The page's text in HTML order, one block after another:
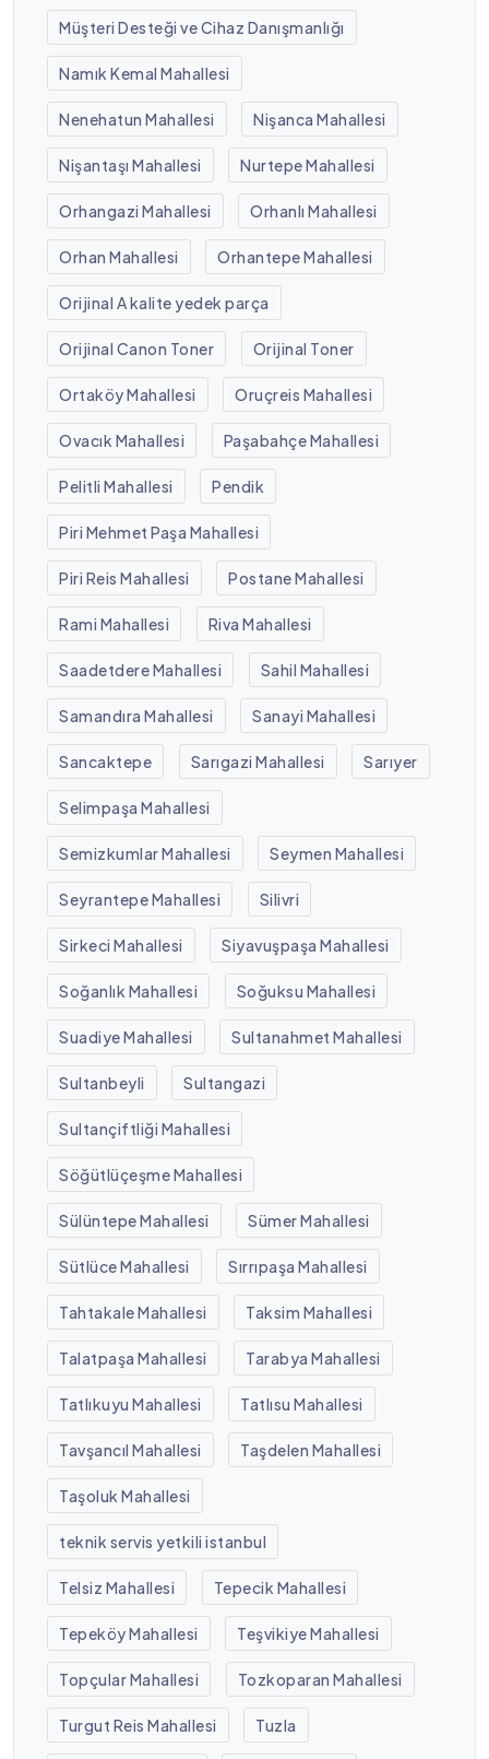
Müşteri Desteği ve Cihaz Danışmanlığı
Namık Kemal Mahallesi
Nenehatun Mahallesi Nişanca Mahallesi
Nişantaşı Mahallesi Nurtepe Mahallesi
Orhangazi Mahallesi Orhanlı Mahallesi
Orhan Mahallesi Orhantepe Mahallesi
Orijinal A kalite yedek parça
Orijinal Canon Toner Orijinal Toner
Ortaköy Mahallesi Oruçreis Mahallesi
Ovacık Mahallesi Paşabahçe Mahallesi
Pelitli Mahallesi Pendik
Piri Mehmet Paşa Mahallesi
Piri Reis Mahallesi Postane Mahallesi
Rami Mahallesi Riva Mahallesi
Saadetdere Mahallesi Sahil Mahallesi
Samandıra Mahallesi Sanayi Mahallesi
Sancaktepe Sarıgazi Mahallesi Sarıyer
Selimpaşa Mahallesi
Semizkumlar Mahallesi Seymen Mahallesi
Seyrantepe Mahallesi Silivri
Sirkeci Mahallesi Siyavuşpaşa Mahallesi
Soğanlık Mahallesi Soğuksu Mahallesi
Suadiye Mahallesi Sultanahmet Mahallesi
Sultanbeyli Sultangazi
Sultançiftliği Mahallesi
Söğütlüçeşme Mahallesi
Sülüntepe Mahallesi Sümer Mahallesi
Sütlüce Mahallesi Sırrıpaşa Mahallesi
Tahtakale Mahallesi Taksim Mahallesi
Talatpaşa Mahallesi Tarabya Mahallesi
Tatlıkuyu Mahallesi Tatlısu Mahallesi
Tavşancıl Mahallesi Taşdelen Mahallesi
Taşoluk Mahallesi
teknik servis yetkili istanbul
Telsiz Mahallesi Tepecik Mahallesi
Tepeköy Mahallesi Teşvikiye Mahallesi
Topçular Mahallesi Tozkoparan Mahallesi
Turgut Reis Mahallesi Tuzla